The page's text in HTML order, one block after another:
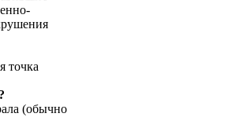
точка
(обычно